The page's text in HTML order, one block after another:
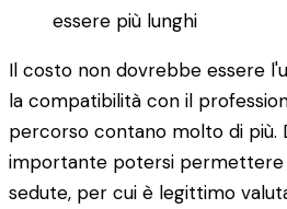
essere più lunghi
Il costo non dovrebbe essere
la compatibilità con il
percorso contano molto di più.
importante potersi permettere
sedute, per cui è legittimo